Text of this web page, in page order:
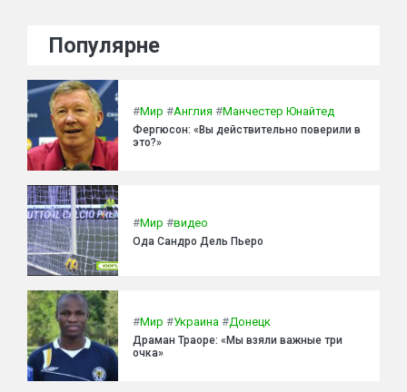
Популярне
#Мир #Англия #Манчестер Юнайтед
Фергюсон: «Вы действительно поверили в
это?»
#Мир #видео
Ода Сандро Дель Пьеро
#Мир #Украина #Донецк
Драман Траоре: «Мы взяли важные три
очка»